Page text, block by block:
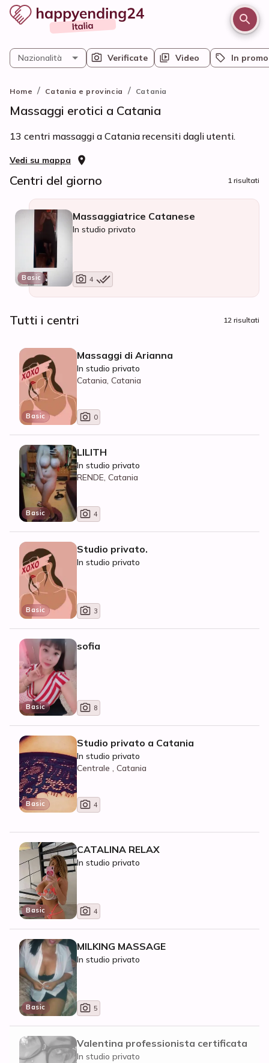
Verificate Video In promo
Nazionalità
Home / Catania e provincia / Catania
Massaggi erotici a Catania
13 centri massaggi a Catania recensiti dagli utenti.
Vedi su mappa
Centri del giorno 1 risultati
Basic
Massaggiatrice Catanese
In studio privato
4
Tutti i centri 12 risultati
Basic
Massaggi di Arianna
In studio privato
Catania, Catania
0
Basic
LILITH
In studio privato
RENDE, Catania
4
Basic
Studio privato.
In studio privato
3
Basic
sofia
8
Basic
Studio privato a Catania
In studio privato
Centrale , Catania
4
Basic
CATALINA RELAX
In studio privato
4
Basic
MILKING MASSAGE
In studio privato
5
Valentina professionista certificata
In studio privato